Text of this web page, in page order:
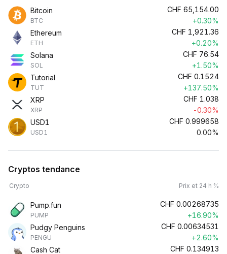
Bitcoin
BTC
CHF 65,154.00
+0.30%
Ethereum
ETH
CHF 1,921.36
+0.20%
Solana
SOL
CHF 76.54
+1.50%
Tutorial
TUT
CHF 0.1524
+137.50%
XRP
XRP
CHF 1.038
-0.30%
USD1
USD1
CHF 0.999658
0.00%
Cryptos tendance
Crypto Prix et 24 h %
Pump.fun
PUMP
CHF 0.00268735
+16.90%
Pudgy Penguins
PENGU
CHF 0.00634531
+2.60%
Cash Cat
CHF 0.134913